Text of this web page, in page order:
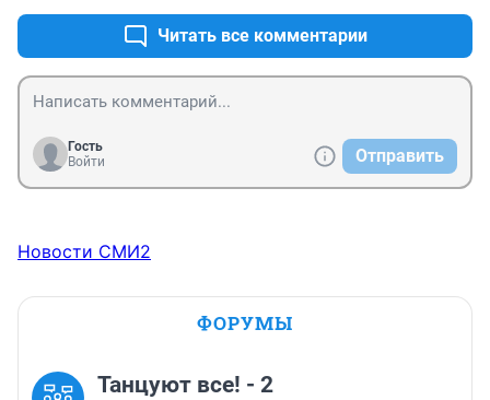
Фит - вообще.
Кроме раздражения против инвалидов эта
обязаловка ни к чему не приведет.
Читать все комментарии
Гость
Войти
Отправить
Новости СМИ2
ФОРУМЫ
Танцуют все! - 2